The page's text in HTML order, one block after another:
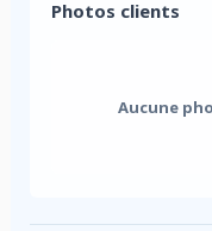
Photos clients
Aucune